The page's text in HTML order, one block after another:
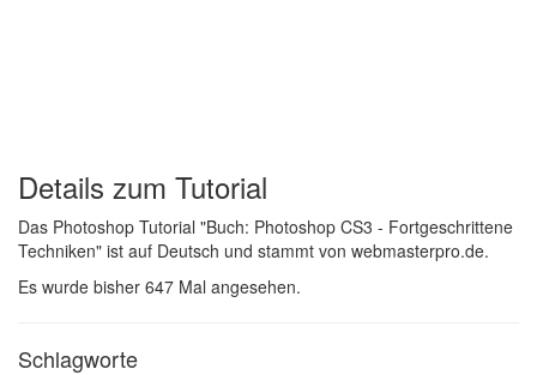
Details zum Tutorial
Das Photoshop Tutorial "Buch: Photoshop CS3 - Fortgeschrittene
Techniken" ist auf Deutsch und stammt von webmasterpro.de.
Es wurde bisher 647 Mal angesehen.
Schlagworte